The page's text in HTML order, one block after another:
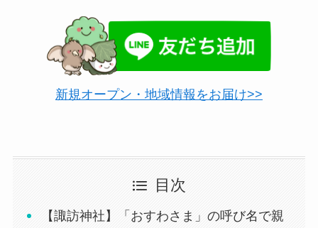
新規オープン・地域情報をお届け>>
目次
【諏訪神社】「おすわさま」の呼び名で親